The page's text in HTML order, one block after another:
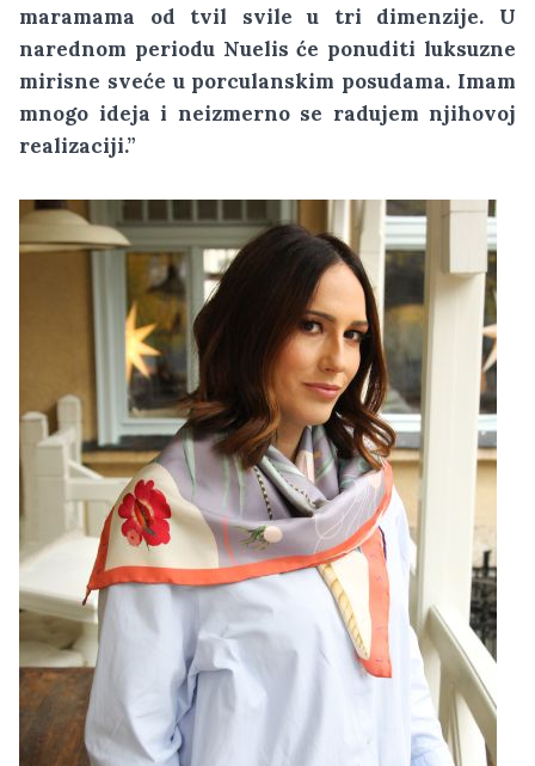
maramama od tvil svile u tri dimenzije. U
narednom periodu Nuelis će ponuditi luksuzne
mirisne sveće u porculanskim posudama. Imam
mnogo ideja i neizmerno se radujem njihovoj
realizaciji.”